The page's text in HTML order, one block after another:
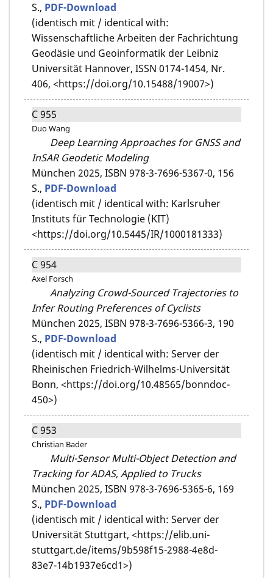
S., PDF-Download
(identisch mit / identical with:
Wissenschaftliche Arbeiten der Fachrichtung
Geodäsie und Geoinformatik der Leibniz
Universität Hannover, ISSN 0174-1454, Nr.
406, <https://doi.org/10.15488/19007>)
C 955
Duo Wang
Deep Learning Approaches for GNSS and
InSAR Geodetic Modeling
München 2025, ISBN 978-3-7696-5367-0, 156
S., PDF-Download
(identisch mit / identical with: Karlsruher
Instituts für Technologie (KIT)
<https://doi.org/10.5445/IR/1000181333)
C 954
Axel Forsch
Analyzing Crowd-Sourced Trajectories to
Infer Routing Preferences of Cyclists
München 2025, ISBN 978-3-7696-5366-3, 190
S., PDF-Download
(identisch mit / identical with: Server der
Rheinischen Friedrich-Wilhelms-Universität
Bonn, <https://doi.org/10.48565/bonndoc-
450>)
C 953
Christian Bader
Multi-Sensor Multi-Object Detection and
Tracking for ADAS, Applied to Trucks
München 2025, ISBN 978-3-7696-5365-6, 169
S., PDF-Download
(identisch mit / identical with: Server der
Universität Stuttgart, <https://elib.uni-
stuttgart.de/items/9b598f15-2988-4e8d-
83e7-14b1937e6cd1>)